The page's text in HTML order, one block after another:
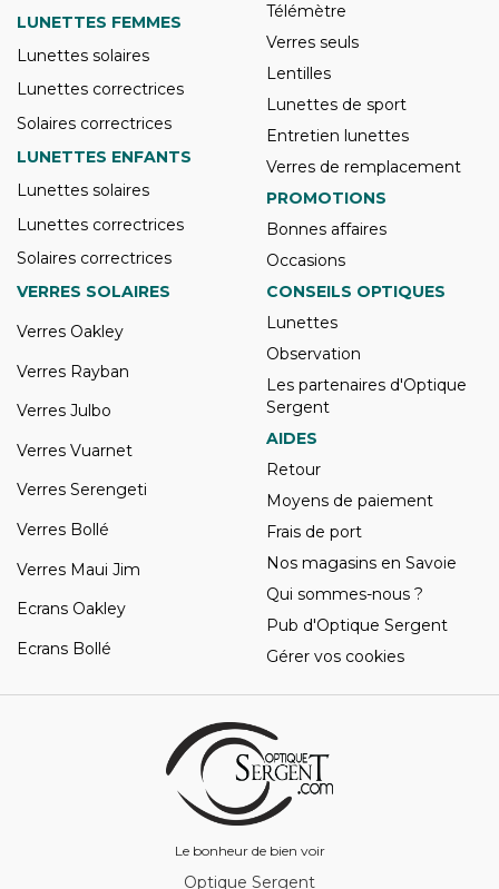
Le bonheur de bien voir
LUNETTES FEMMES
Lunettes solaires
Lunettes correctrices
Solaires correctrices
LUNETTES ENFANTS
Lunettes solaires
Lunettes correctrices
Solaires correctrices
Télémètre
Verres seuls
Lentilles
Lunettes de sport
Entretien lunettes
Verres de remplacement
PROMOTIONS
Bonnes affaires
Occasions
VERRES SOLAIRES
Verres Oakley
Verres Rayban
Verres Julbo
Verres Vuarnet
Verres Serengeti
Verres Bollé
Verres Maui Jim
Ecrans Oakley
Ecrans Bollé
CONSEILS OPTIQUES
Lunettes
Observation
Les partenaires d'Optique
Sergent
AIDES
Retour
Moyens de paiement
Frais de port
Nos magasins en Savoie
Qui sommes-nous ?
Pub d'Optique Sergent
Gérer vos cookies
Optique Sergent